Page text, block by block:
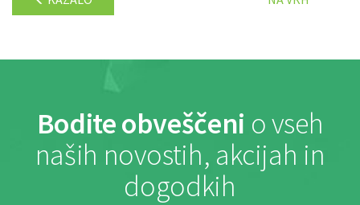
Bodite obveščeni o vseh
naših novostih, akcijah in
dogodkih